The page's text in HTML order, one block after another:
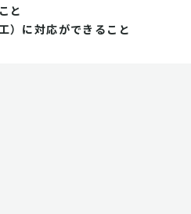
と
）に対応ができること